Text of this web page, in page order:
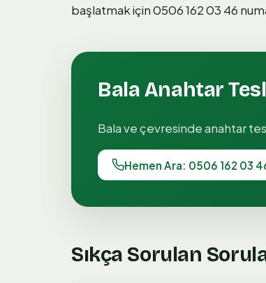
başlatmak için 0506 162 03 46
Bala Anahtar
Balave çevresindeanahtar
Hemen Ara: 0506 162 03
Sıkça Sorulan